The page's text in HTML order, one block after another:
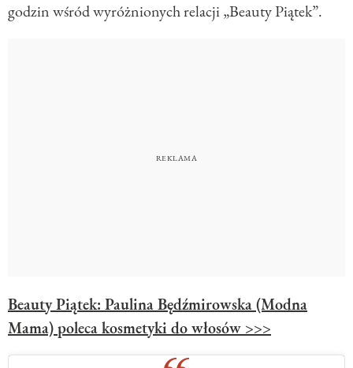
godzin wśród wyróżnionych relacji „Beauty Piątek”.
Beauty Piątek: Paulina Będźmirowska (Modna
Mama) poleca kosmetyki do włosów >>>